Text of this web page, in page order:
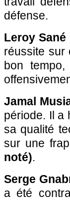
défense.
Leroy Sané
réussite sur
bon
Jamal
période. Il a
sa qualité
sur une
noté).
Serge
a été